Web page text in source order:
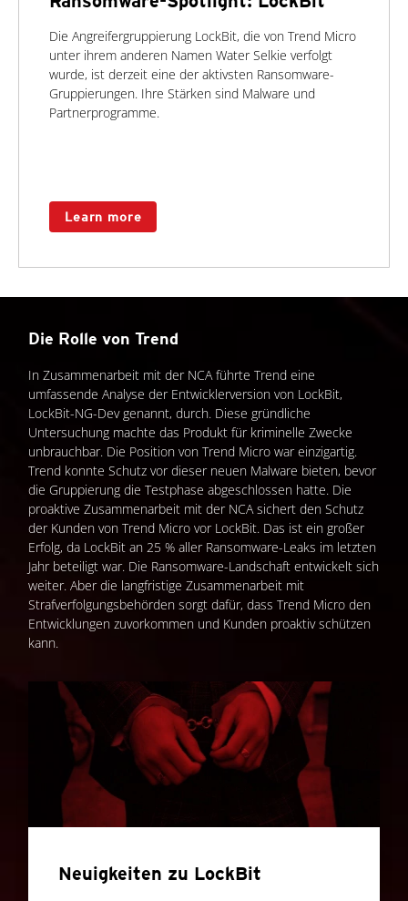
Die Angreifergruppierung LockBit, die von Trend Micro
unter ihrem anderen Namen Water Selkie verfolgt
wurde, ist derzeit eine der aktivsten Ransomware-
Gruppierungen. Ihre Stärken sind Malware und
Partnerprogramme.
Learn more
Die Rolle von Trend
In Zusammenarbeit mit der NCA führte Trend eine
umfassende Analyse der Entwicklerversion von LockBit,
LockBit-NG-Dev genannt, durch. Diese gründliche
Untersuchung machte das Produkt für kriminelle Zwecke
unbrauchbar. Die Position von Trend Micro war einzigartig.
Trend konnte Schutz vor dieser neuen Malware bieten, bevor
die Gruppierung die Testphase abgeschlossen hatte. Die
proaktive Zusammenarbeit mit der NCA sichert den Schutz
der Kunden von Trend Micro vor LockBit. Das ist ein großer
Erfolg, da LockBit an 25 % aller Ransomware-Leaks im letzten
Jahr beteiligt war. Die Ransomware-Landschaft entwickelt sich
weiter. Aber die langfristige Zusammenarbeit mit
Strafverfolgungsbehörden sorgt dafür, dass Trend Micro den
Entwicklungen zuvorkommen und Kunden proaktiv schützen
kann.
Neuigkeiten zu LockBit